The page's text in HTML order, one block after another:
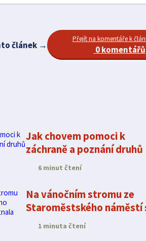
článek →
Přejít na komentáře k
0 komentářů
Jak chovem pomoci k
záchraně a poznání druhů
6 minut čtení
Na vánočním stromu ze
Staroměstského náměstí
pochutnala zvířata v zoo
1 minuta čtení